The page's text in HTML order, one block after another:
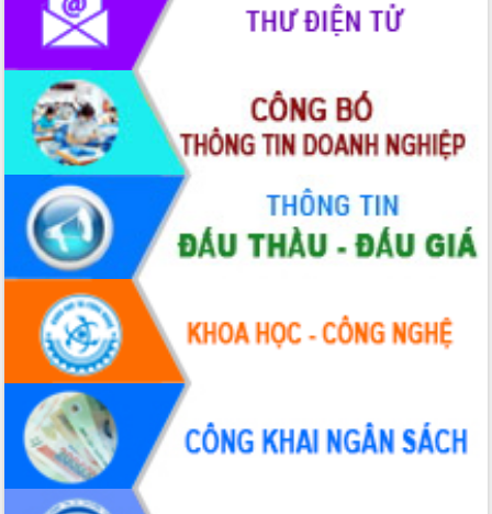
phát triển mới
Thường trực HĐND tỉnh Đắk Lắk gặp
mặt Đoàn chuyên gia y tế TP. Hồ Chí
Minh
Lễ truy điệu và an táng hài cốt liệt sĩ
tại Nghĩa trang Liệt sĩ xã Sơn Hòa
Bàn giải pháp tháo gỡ khó khăn trong
xuất khẩu sầu riêng và triển khai quy
định EUDR
Thứ trưởng Bộ Nông nghiệp và Môi
trường Nguyễn Hoàng Hiệp khảo sát
vùng trồng và doanh nghiệp đóng gói
sầu riêng tại Đắk Lắk
Trình diễn nghệ thuật chế biến các
món ăn từ sầu riêng
Đắk Lắk công bố Quy hoạch và xúc
tiến đầu tư tỉnh
Ngành cá ngừ Đắk Lắk chủ động thích
ứng để giữ vững thị trường xuất khẩu
Diễn đàn Kinh tế tư nhân Việt Nam đột
phá cơ chế - Hợp tác công tư